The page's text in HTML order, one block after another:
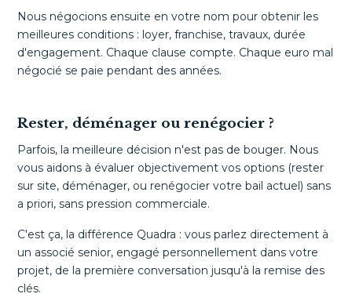
Nous négocions ensuite en votre nom pour obtenir les
meilleures conditions : loyer, franchise, travaux, durée
d'engagement. Chaque clause compte. Chaque euro mal
négocié se paie pendant des années.
Rester, déménager ou renégocier ?
Parfois, la meilleure décision n'est pas de bouger. Nous
vous aidons à évaluer objectivement vos options (rester
sur site, déménager, ou renégocier votre bail actuel) sans
a priori, sans pression commerciale.
C'est ça, la différence Quadra : vous parlez directement à
un associé senior, engagé personnellement dans votre
projet, de la première conversation jusqu'à la remise des
clés.